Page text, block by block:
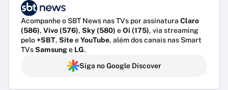
Acompanhe o SBT News nas TVs por assinatura Claro
(586), Vivo (576), Sky (580) eOi (175), via streaming
pelo+SBT, SiteeYouTube, além dos canais nas Smart
TVsSamsunge LG.
Siga no Google Discover